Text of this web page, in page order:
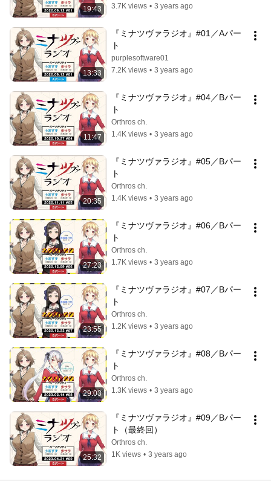
19:43
3.7K views • 3 years ago
13:33
『ミナツヴァラジオ』#01／Aパー
ト
purplesoftware01
7.2K views • 3 years ago
11:47
『ミナツヴァラジオ』#04／Bパー
ト
Orthros ch.
1.4K views • 3 years ago
20:35
『ミナツヴァラジオ』#05／Bパー
ト
Orthros ch.
1.4K views • 3 years ago
27:23
『ミナツヴァラジオ』#06／Bパー
ト
Orthros ch.
1.7K views • 3 years ago
23:55
『ミナツヴァラジオ』#07／Bパー
ト
Orthros ch.
1.2K views • 3 years ago
29:03
『ミナツヴァラジオ』#08／Bパー
ト
Orthros ch.
1.3K views • 3 years ago
25:32
『ミナツヴァラジオ』#09／Bパー
ト（最終回）
Orthros ch.
1K views • 3 years ago